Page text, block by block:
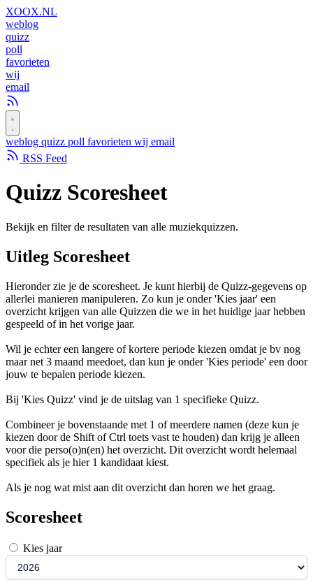
XOOX.NL
weblog
quizz
poll
favorieten
wij
email
weblog quizz poll favorieten wij email
RSS Feed
Quizz Scoresheet
Bekijk en filter de resultaten van alle muziekquizzen.
Uitleg Scoresheet
Hieronder zie je de scoresheet. Je kunt hierbij de Quizz-gegevens op
allerlei manieren manipuleren. Zo kun je onder 'Kies jaar' een
overzicht krijgen van alle Quizzen die we in het huidige jaar hebben
gespeeld of in het vorige jaar.
Wil je echter een langere of kortere periode kiezen omdat je bv nog
maar net 3 maand meedoet, dan kun je onder 'Kies periode' een door
jouw te bepalen periode kiezen.
Bij 'Kies Quizz' vind je de uitslag van 1 specifieke Quizz.
Combineer je bovenstaande met 1 of meerdere namen (deze kun je
kiezen door de Shift of Ctrl toets vast te houden) dan krijg je alleen
voor die perso(o)n(en) het overzicht. Dit overzicht wordt helemaal
specifiek als je hier 1 kandidaat kiest.
Als je nog wat mist aan dit overzicht dan horen we het graag.
Scoresheet
Kies jaar